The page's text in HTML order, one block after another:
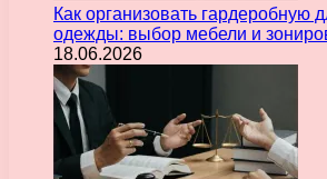
Как организовать гардеробную
одежды: выбор мебели и
18.06.2026